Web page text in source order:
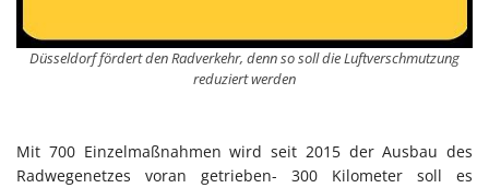
Düsseldorf fördert den Radverkehr, denn so soll die Luftverschmutzung
reduziert werden
Mit 700 Einzelmaßnahmen wird seit 2015 der Ausbau des
Radwegenetzes voran getrieben- 300 Kilometer soll es